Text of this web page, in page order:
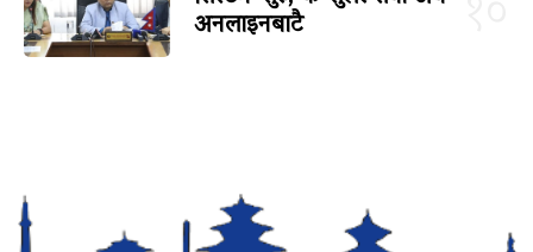
अनलाइनबाटै